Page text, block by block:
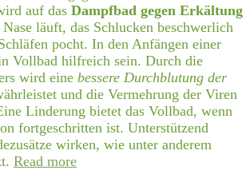
auf das Dampfbad gegen Erkältung
läuft, das Schlucken beschwerlich
pocht. In den Anfängen einer
Vollbad hilfreich sein. Durch die
wird eine bessere Durchblutung der
und die Vermehrung der Viren
Linderung bietet das Vollbad, wenn
fortgeschritten ist. Unterstützend
wirken, wie unter anderem
Read more